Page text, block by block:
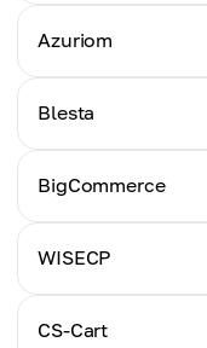
チュートリアル
Azuriom
チュートリアル
Blesta
チュートリアル
BigCommerce
チュートリアル
WISECP
チュートリアル
CS-Cart